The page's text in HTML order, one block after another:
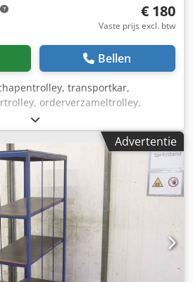
€ 180
Vaste prijs excl. btw
Bellen
transportkar,
orderverzameltrolley,
borduurtrolley -
-Onderstel: 4
1515/900/H1640 mm -Gewicht:
Advertentie